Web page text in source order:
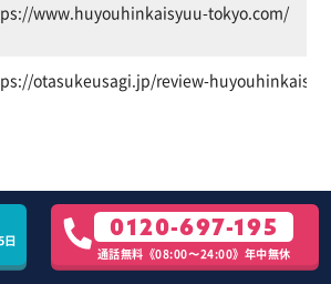
www.huyouhinkaisyuu-tokyo.com/
otasukeusagi.jp/review-
東京は、東京都内（離島を除く）
ている不用品回収業者です。武蔵
日
0120-697-195
通話無料《08:00〜24:00》年中無休